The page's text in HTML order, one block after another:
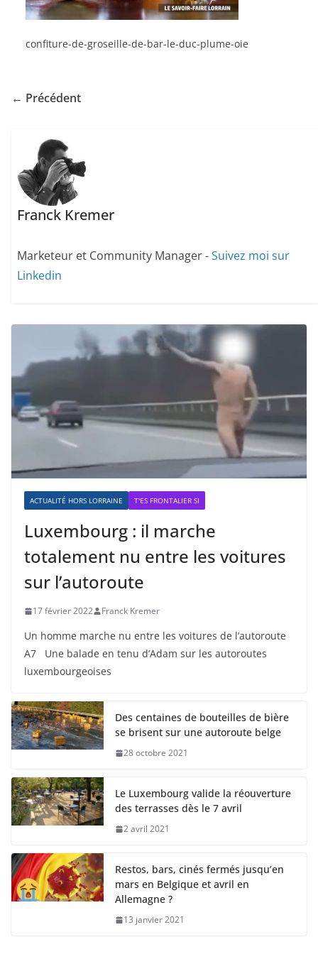
confiture-de-groseille-de-bar-le-duc-plume-oie
← Précédent
Franck Kremer
Marketeur et Community Manager -Suivez moi sur
Linkedin
ACTUALITÉ HORS LORRAINE T'ES FRONTALIER SI
Luxembourg : il marche
totalement nu entre les voitures
sur l’autoroute
17 février 2022 Franck Kremer
Un homme marche nu entre les voitures de l’autoroute
A7 Une balade en tenu d’Adam sur les autoroutes
luxembourgeoises
Des centaines de bouteilles de bière
se brisent sur une autoroute belge
28 octobre 2021
Le Luxembourg valide la réouverture
des terrasses dès le 7 avril
2 avril 2021
Restos, bars, cinés fermés jusqu’en
mars en Belgique et avril en
Allemagne ?
13 janvier 2021